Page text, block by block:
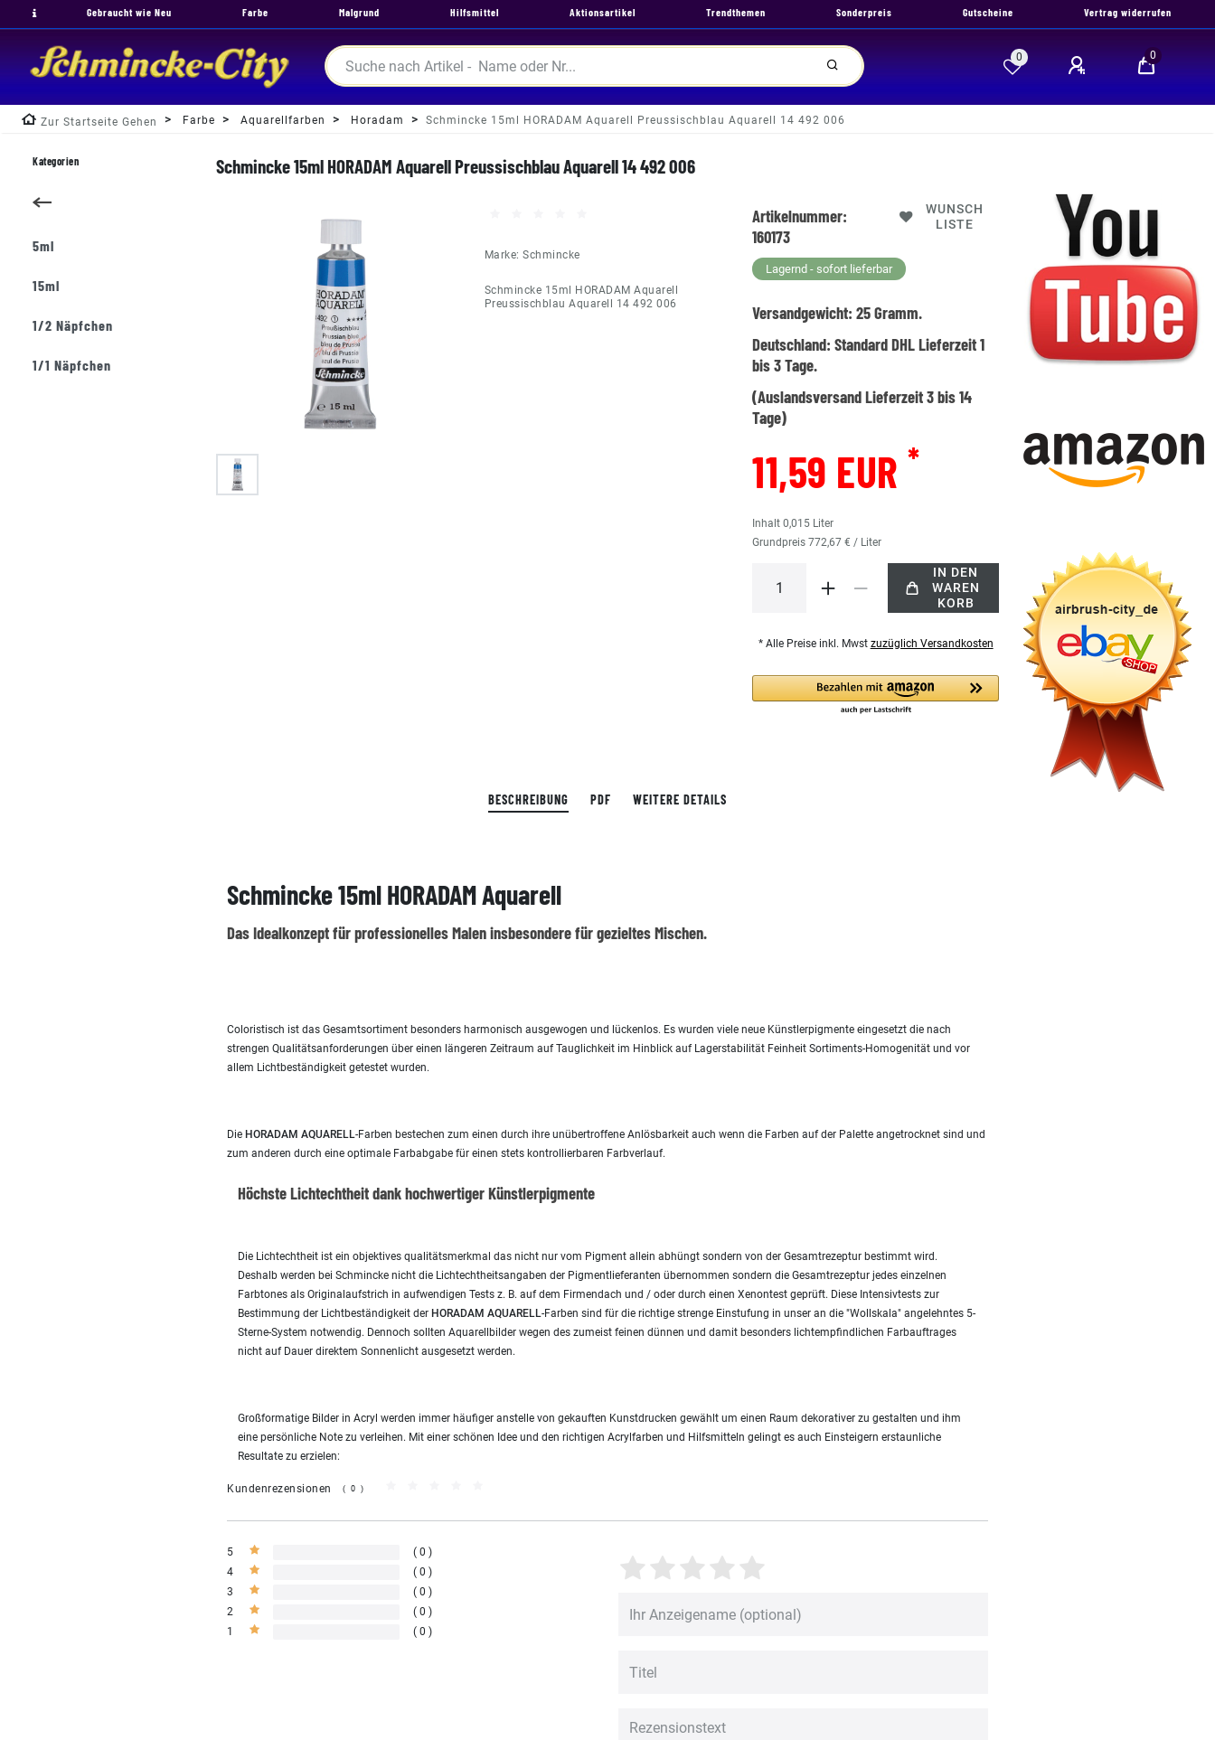
Gebraucht wie Neu Farbe Malgrund Hilfsmittel Aktionsartikel Trendthemen Sonderpreis Gutscheine Vertrag widerrufen
0 0
Zur Startseite Gehen Farbe Aquarellfarben Horadam Schmincke 15ml HORADAM Aquarell Preussischblau Aquarell 14 492 006
Schmincke 15ml HORADAM Aquarell Preussischblau Aquarell 14 492 006
Marke:Schmincke
Schmincke 15ml HORADAM Aquarell
Preussischblau Aquarell 14 492 006
Artikelnummer:
160173
WUNSCH
LISTE
Lagernd - sofort lieferbar
Versandgewicht:25Gramm.
Deutschland:Standard DHL Lieferzeit 1
bis 3 Tage.
(Auslandsversand Lieferzeit 3 bis 14
Tage)
11,59 EUR*
Inhalt0,015 Liter
Grundpreis772,67 € / Liter
IN DEN
WAREN
KORB
* Alle Preise inkl. Mwst zuzüglich Versandkosten
BESCHREIBUNG PDF WEITERE DETAILS
Schmincke 15ml HORADAM Aquarell
Das Idealkonzept für professionelles Malen insbesondere für gezieltes Mischen.
Coloristisch ist das Gesamtsortiment besonders harmonisch ausgewogen und lückenlos. Es wurden viele neue Künstlerpigmente eingesetzt die nach
strengen Qualitätsanforderungen über einen längeren Zeitraum auf Tauglichkeit im Hinblick auf Lagerstabilität Feinheit Sortiments-Homogenität und vor
allem Lichtbeständigkeit getestet wurden.
Die HORADAM AQUARELL-Farben bestechen zum einen durch ihre unübertroffene Anlösbarkeit auch wenn die Farben auf der Palette angetrocknet sind und
zum anderen durch eine optimale Farbabgabe für einen stets kontrollierbaren Farbverlauf.
Höchste Lichtechtheit dank hochwertiger Künstlerpigmente
Die Lichtechtheit ist ein objektives qualitätsmerkmal das nicht nur vom Pigment allein abhüngt sondern von der Gesamtrezeptur bestimmt wird.
Deshalb werden bei Schmincke nicht die Lichtechtheitsangaben der Pigmentlieferanten übernommen sondern die Gesamtrezeptur jedes einzelnen
Farbtones als Originalaufstrich in aufwendigen Tests z. B. auf dem Firmendach und / oder durch einen Xenontest geprüft. Diese Intensivtests zur
Bestimmung der Lichtbeständigkeit der HORADAM AQUARELL-Farben sind für die richtige strenge Einstufung in unser an die "Wollskala" angelehntes 5-
Sterne-System notwendig. Dennoch sollten Aquarellbilder wegen des zumeist feinen dünnen und damit besonders lichtempfindlichen Farbauftrages
nicht auf Dauer direktem Sonnenlicht ausgesetzt werden.
Großformatige Bilder in Acryl werden immer häufiger anstelle von gekauften Kunstdrucken gewählt um einen Raum dekorativer zu gestalten und ihm
eine persönliche Note zu verleihen. Mit einer schönen Idee und den richtigen Acrylfarben und Hilfsmitteln gelingt es auch Einsteigern erstaunliche
Resultate zu erzielen:
Kundenrezensionen (0)
5
0
4
0
3
0
2
0
1
0
Kategorien
5ml
15ml
1/2 Näpfchen
1/1 Näpfchen